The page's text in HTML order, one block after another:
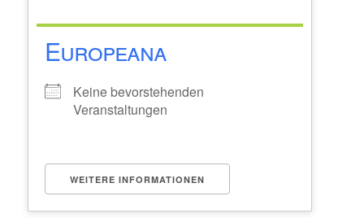
Europeana
Keine bevorstehenden
Veranstaltungen
WEITERE INFORMATIONEN